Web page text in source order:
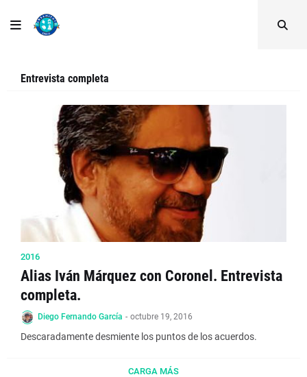
Entrevista completa
2016
Alias Iván Márquez con Coronel. Entrevista
completa.
Diego Fernando García - octubre 19, 2016
Descaradamente desmiente los puntos de los acuerdos.
CARGA MÁS